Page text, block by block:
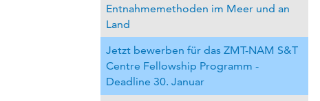
Entnahmemethoden im Meer und an
Land
Jetzt bewerben für das ZMT-NAM S&T
Centre Fellowship Programm -
Deadline 30. Januar